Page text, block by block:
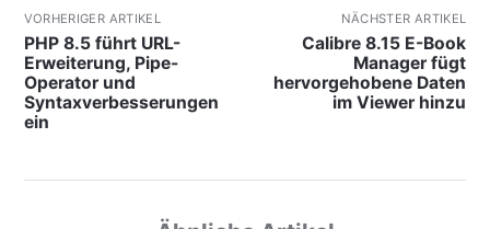
VORHERIGER ARTIKEL
PHP 8.5 führt URL-
Erweiterung, Pipe-
Operator und
Syntaxverbesserungen
ein
NÄCHSTER ARTIKEL
Calibre 8.15 E-Book
Manager fügt
hervorgehobene Daten
im Viewer hinzu